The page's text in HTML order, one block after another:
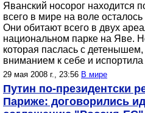
Яванский носорог находится
всего в мире на воле
Они обитают всего в двух
национальном парке на Яве.
которая паслась с
вниманием к себе и
29 мая 2008 г., 23:56 В мире
Путин по-президентски
Париже: договорились